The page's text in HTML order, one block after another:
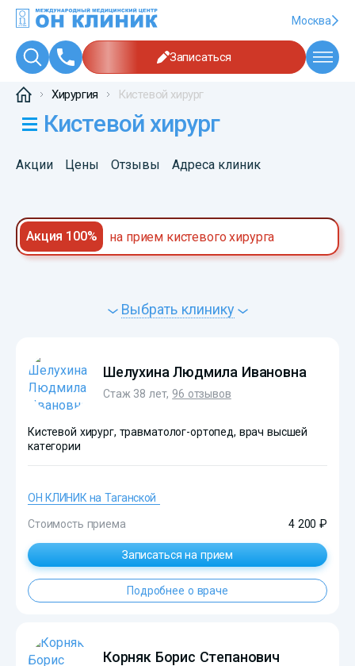
Москва
Записаться
Хирургия Кистевой хирург
Кистевой хирург
Акции Цены Отзывы Адреса клиник
Акция 100% на прием кистевого хирурга
Выбрать клинику
?>
Шелухина Людмила Ивановна
Стаж 38 лет, 96 отзывов
Кистевой хирург, травматолог-ортопед, врач высшей
категории
ОН КЛИНИК на Таганской
Стоимость приема 4 200 ₽
Записаться на прием
Подробнее о враче
Корняк Борис Степанович